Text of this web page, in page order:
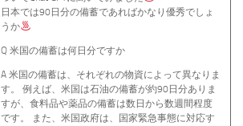
日本では90日分の備蓄であればかなり優秀でしょ
うか
Q 米国の備蓄は何日分ですか
A 米国の備蓄は、それぞれの物資によって異なりま
す。 例えば、米国は石油の備蓄が約90日分ありま
すが、食料品や薬品の備蓄は数日から数週間程度
です。 また、米国政府は、国家緊急事態に対応す